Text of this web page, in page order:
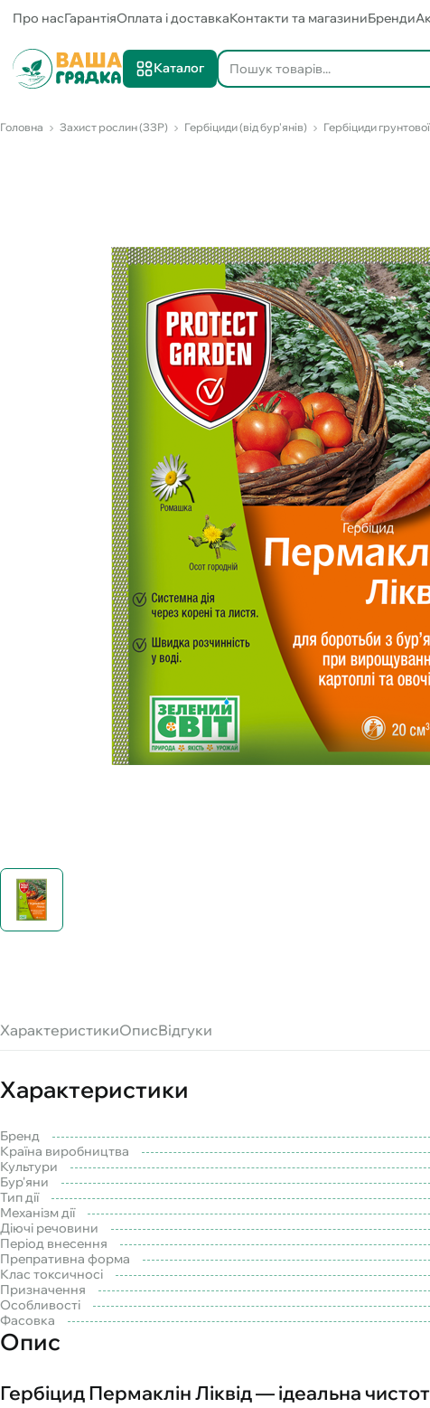
Про насГарантіяОплата і доставкаКонтакти та магазиниБренди
Каталог
Головна Захист рослин (ЗЗР) Гербіциди (від бур'янів) Гербіциди грунтової
ХарактеристикиОписВідгуки
Характеристики
Бренд
Країна виробництва
Культури
Бур'яни
Тип дії
Механізм дії
Діючі речовини
Період внесення
Препративна форма
Клас токсичносі
Призначення
Особливості
Фасовка
Опис
Гербіцид Пермаклін Ліквід — ідеальна